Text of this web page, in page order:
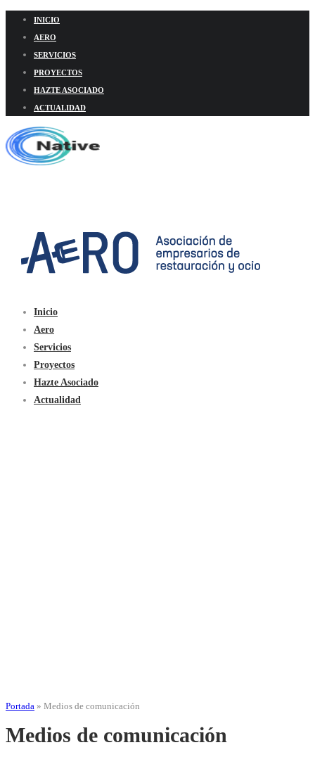
INICIO
AERO
SERVICIOS
PROYECTOS
HAZTE ASOCIADO
ACTUALIDAD
Inicio
Aero
Servicios
Proyectos
Hazte Asociado
Actualidad
Portada » Medios de comunicación
Medios de comunicación